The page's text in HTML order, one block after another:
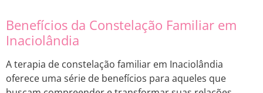
Benefícios da Constelação Familiar em
Inaciolândia
A terapia de constelação familiar em Inaciolândia
oferece uma série de benefícios para aqueles que